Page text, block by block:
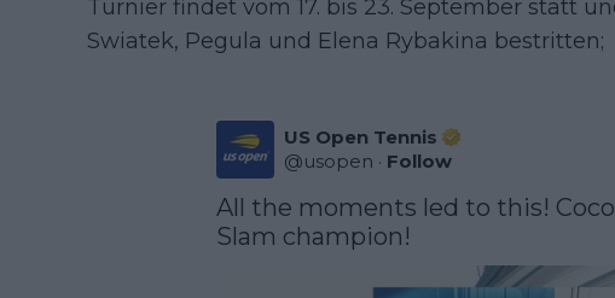
Turnier findet vom 17. bis 23. September statt
Swiatek, Pegula und Elena Rybakina bestritten;
US Open Tennis
@usopen · Follow
All the moments led to this! Coco
Slam champion!